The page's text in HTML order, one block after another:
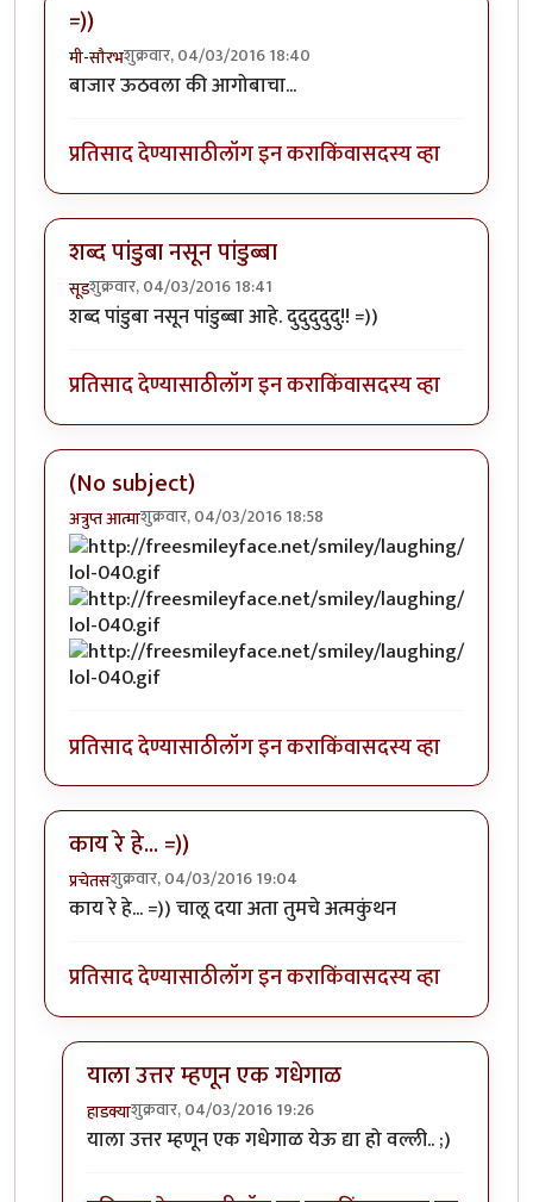
=))
मी-सौरभशुक्रवार, 04/03/2016 18:40
बाजार ऊठवला की आगोबाचा...
प्रतिसाद देण्यासाठीलॉग इन कराकिंवासदस्य व्हा
शब्द पांडुबा नसून पांडुब्बा
सूडशुक्रवार, 04/03/2016 18:41
शब्द पांडुबा नसून पांडुब्बा आहे. दुदुदुदुदु!! =))
प्रतिसाद देण्यासाठीलॉग इन कराकिंवासदस्य व्हा
(No subject)
अत्रुप्त आत्माशुक्रवार, 04/03/2016 18:58
प्रतिसाद देण्यासाठीलॉग इन कराकिंवासदस्य व्हा
काय रे हे... =))
प्रचेतसशुक्रवार, 04/03/2016 19:04
काय रे हे... =)) चालू दया अता तुमचे अत्मकुंथन
प्रतिसाद देण्यासाठीलॉग इन कराकिंवासदस्य व्हा
याला उत्तर म्हणून एक गधेगाळ
हाडक्याशुक्रवार, 04/03/2016 19:26
In reply toकाय रे हे... =))byप्रचेतस
याला उत्तर म्हणून एक गधेगाळ येऊ द्या हो वल्ली.. ;)